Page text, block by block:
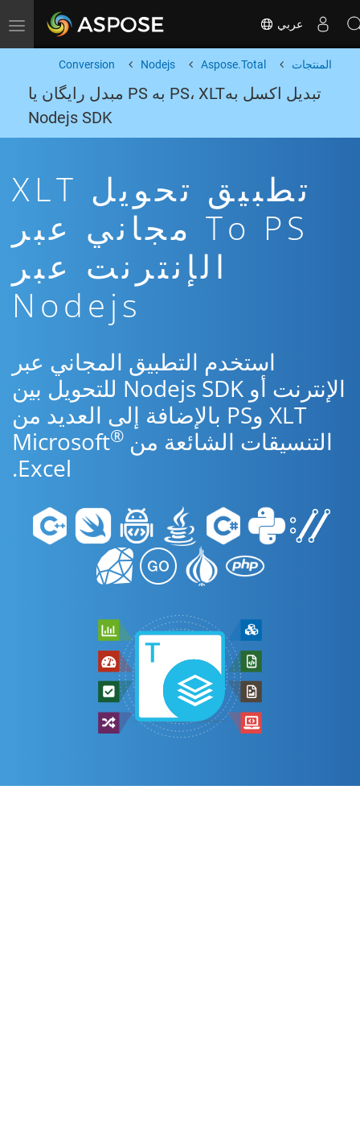
Toggle navigation عربي
المنتجات Aspose.Total
Nodejs
Conversion
تبدیل اکسل بهPS، XLT به PS مبدل رایگان یا
Nodejs SDK
تطبيق تحويل XLT
To PS مجاني عبر
الإنترنت عبر
Nodejs
استخدم التطبيق المجاني عبر
الإنترنت أو Nodejs SDK للتحويل بين
XLT وPS بالإضافة إلى العديد من
التنسيقات الشائعة من Microsoft ®
Excel.